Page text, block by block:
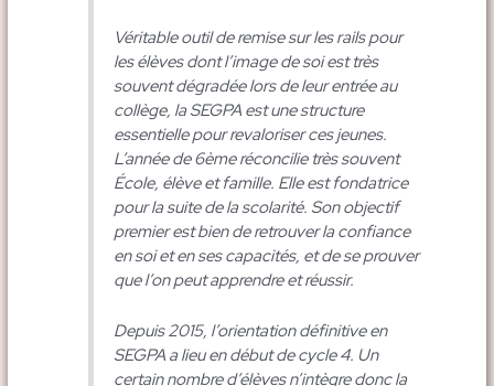
Véritable outil de remise sur les rails pour
les élèves dont l’image de soi est très
souvent dégradée lors de leur entrée au
collège, la SEGPA est une structure
essentielle pour revaloriser ces jeunes.
L’année de 6ème réconcilie très souvent
École, élève et famille. Elle est fondatrice
pour la suite de la scolarité. Son objectif
premier est bien de retrouver la confiance
en soi et en ses capacités, et de se prouver
que l’on peut apprendre et réussir.
Depuis 2015, l’orientation définitive en
SEGPA a lieu en début de cycle 4. Un
certain nombre d’élèves n’intègre donc la